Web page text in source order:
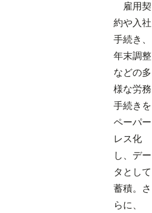
雇用契
約や入社
手続き、
年末調整
などの多
様な労務
手続きを
ペーパー
レス化
し、デー
タとして
蓄積。さ
らに、